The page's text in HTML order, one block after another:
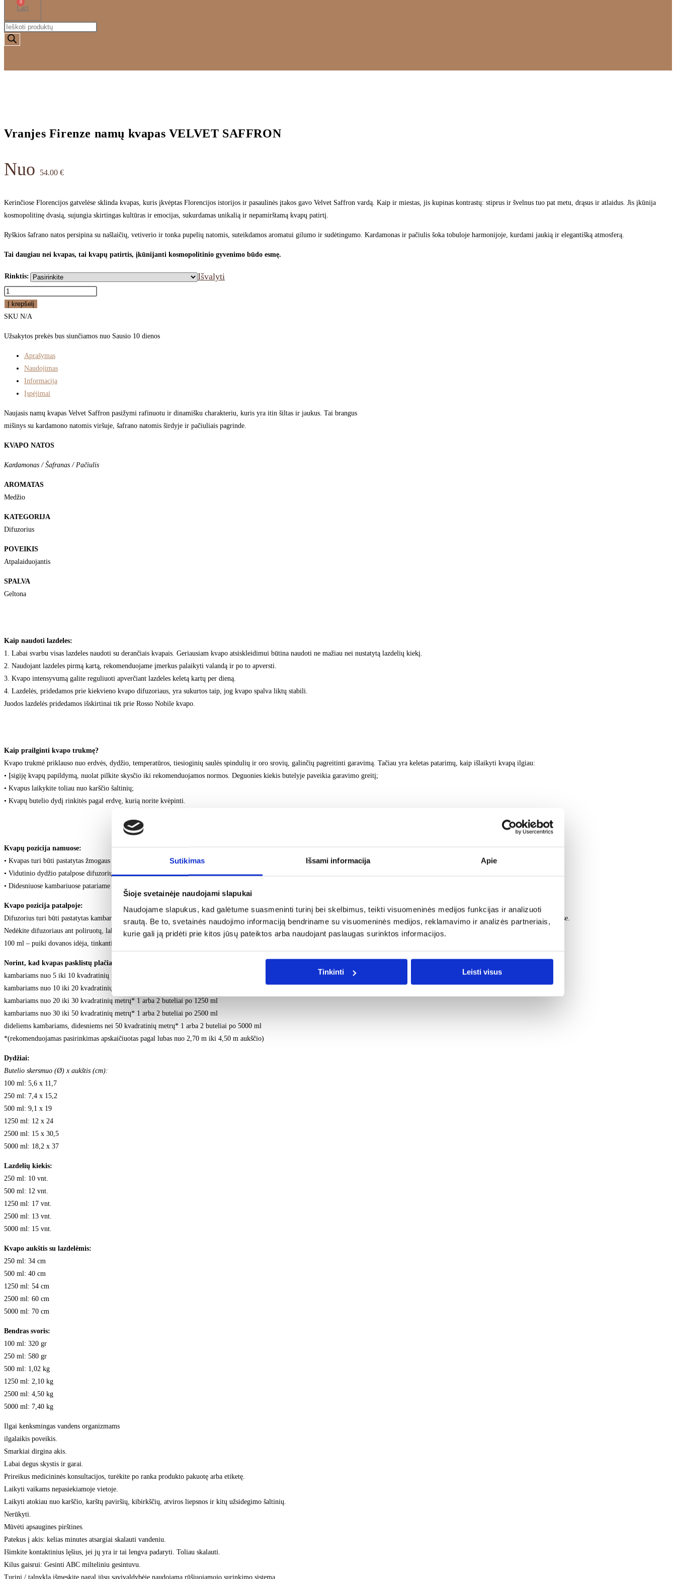
Sutikimas Išsami informacija Apie
Šioje svetainėje naudojami slapukai
Naudojame slapukus, kad galėtume suasmeninti turinį bei skelbimus, teikti visuomeninės medijos funkcijas ir analizuoti
srautą. Be to, svetainės naudojimo informaciją bendriname su visuomeninės medijos, reklamavimo ir analizės partneriais,
kurie gali ją pridėti prie kitos jūsų pateiktos arba naudojant paslaugas surinktos informacijos.
Tinkinti Leisti visus
0
Cart
Products
search
Vranjes Firenze namų kvapas VELVET SAFFRON
Nuo 54.00 €
Kerinčiose Florencijos gatvelėse sklinda kvapas, kuris įkvėptas Florencijos istorijos ir pasaulinės įtakos gavo Velvet Saffron vardą. Kaip ir miestas, jis kupinas kontrastų: stiprus ir švelnus tuo pat metu, drąsus ir atlaidus. Jis įkūnija
kosmopolitinę dvasią, sujungia skirtingas kultūras ir emocijas, sukurdamas unikalią ir nepamirštamą kvapų patirtį.
Ryškios šafrano natos persipina su našlaičių, vetiverio ir tonka pupelių natomis, suteikdamos aromatui gilumo ir sudėtingumo. Kardamonas ir pačiulis šoka tobuloje harmonijoje, kurdami jaukią ir elegantišką atmosferą.
Tai daugiau nei kvapas, tai kvapų patirtis, įkūnijanti kosmopolitinio gyvenimo būdo esmę.
Rinktis: Išvalyti
produkto
kiekis:
Vranjes
kvapas
VELVET
SAFFRON
Į krepšelį
SKU N/A
Užsakytos prekės bus siunčiamos nuo Sausio 10 dienos
Aprašymas
Naudojimas
Informacija
Įspėjimai
Naujasis namų kvapas Velvet Saffron pasižymi rafinuotu ir dinamišku charakteriu, kuris yra itin šiltas ir jaukus. Tai brangus
mišinys su kardamono natomis viršuje, šafrano natomis širdyje ir pačiuliais pagrinde.
KVAPO NATOS
Kardamonas / Šafranas / Pačiulis
AROMATAS
Medžio
KATEGORIJA
Difuzorius
POVEIKIS
Atpalaiduojantis
SPALVA
Geltona
Kaip naudoti lazdeles:
1. Labai svarbu visas lazdeles naudoti su derančiais kvapais. Geriausiam kvapo atsiskleidimui būtina naudoti ne mažiau nei nustatytą lazdelių kiekį.
2. Naudojant lazdeles pirmą kartą, rekomenduojame įmerkus palaikyti valandą ir po to apversti.
3. Kvapo intensyvumą galite reguliuoti apverčiant lazdeles keletą kartų per dieną.
4. Lazdelės, pridedamos prie kiekvieno kvapo difuzoriaus, yra sukurtos taip, jog kvapo spalva liktų stabili.
Juodos lazdelės pridedamos išskirtinai tik prie Rosso Nobile kvapo.
Kaip prailginti kvapo trukmę?
Kvapo trukmė priklauso nuo erdvės, dydžio, temperatūros, tiesioginių saulės spindulių ir oro srovių, galinčių pagreitinti garavimą. Tačiau yra keletas patarimų, kaip išlaikyti kvapą ilgiau:
• Įsigiję kvapų papildymą, nuolat pilkite skysčio iki rekomenduojamos normos. Deguonies kiekis butelyje paveikia garavimo greitį;
• Kvapus laikykite toliau nuo karščio šaltinių;
• Kvapų butelio dydį rinkitės pagal erdvę, kurią norite kvėpinti.
Kvapų pozicija namuose:
• Kvapas turi būti pastatytas žmogaus ūgio lygyje;
• Vidutinio dydžio patalpose difuzorių rekomenduojame pastatyti kambario centre, jog judantys oro srautai paskleistų kvapą plačiau;
• Didesniuose kambariuose patariame naudoti du difuzorius skirtingose kambario pusėse.
Kvapo pozicija patalpoje:
Difuzorius turi būti pastatytas kambario centre, kad, cirkuliuojant orui, kvapas būtų paskleidžiamas kuo plačiau. Didesniuose kambariuose patartina naudoti du difuzorius skirtingose kambario pusėse.
Nedėkite difuzoriaus ant poliruotų, lakuotų ar dažytų paviršių, ant elektros įrangos, šalia / virš šilumos šaltinių.
100 ml – puiki dovanos idėja, tinkanti naudoti labai mažose erdvėse.
Norint, kad kvapas pasklistų plačiai erdvėje, rekomenduojame:
kambariams nuo 5 iki 10 kvadratinių metrų* 1 arba 2 buteliai po 250 ml
kambariams nuo 10 iki 20 kvadratinių metrų* 1 arba
kambariams nuo 20 iki 30 kvadratinių metrų* 1 arba 2 buteliai po 1250 ml
kambariams nuo 30 iki 50 kvadratinių metrų* 1 arba 2 buteliai po 2500 ml
dideliems kambariams, didesniems nei 50 kvadratinių metrų* 1 arba 2 buteliai po 5000 ml
*(rekomenduojamas pasirinkimas apskaičiuotas pagal lubas nuo 2,70 m iki 4,50 m aukščio)
Dydžiai:
Butelio skersmuo (Ø) x aukštis (cm):
100 ml: 5,6 x 11,7
250 ml: 7,4 x 15,2
500 ml: 9,1 x 19
1250 ml: 12 x 24
2500 ml: 15 x 30,5
5000 ml: 18,2 x 37
Lazdelių kiekis:
250 ml: 10 vnt.
500 ml: 12 vnt.
1250 ml: 17 vnt.
2500 ml: 13 vnt.
5000 ml: 15 vnt.
Kvapo aukštis su lazdelėmis:
250 ml: 34 cm
500 ml: 40 cm
1250 ml: 54 cm
2500 ml: 60 cm
5000 ml: 70 cm
Bendras svoris:
100 ml: 320 gr
250 ml: 580 gr
500 ml: 1,02 kg
1250 ml: 2,10 kg
2500 ml: 4,50 kg
5000 ml: 7,40 kg
Ilgai kenksmingas vandens organizmams
ilgalaikis poveikis.
Smarkiai dirgina akis.
Labai degus skystis ir garai.
Prireikus medicininės konsultacijos, turėkite po ranka produkto pakuotę arba etiketę.
Laikyti vaikams nepasiekiamoje vietoje.
Laikyti atokiau nuo karščio, karštų paviršių, kibirkščių, atviros liepsnos ir kitų užsidegimo šaltinių.
Nerūkyti.
Mūvėti apsaugines pirštines.
Patekus į akis: kelias minutes atsargiai skalauti vandeniu.
Išimkite kontaktinius lęšius, jei jų yra ir tai lengva padaryti. Toliau skalauti.
Kilus gaisrui: Gesinti ABC milteliniu gesintuvu.
Turinį / talpyklą išmeskite pagal jūsų savivaldybėje naudojamą rūšiuojamojo surinkimo sistemą.